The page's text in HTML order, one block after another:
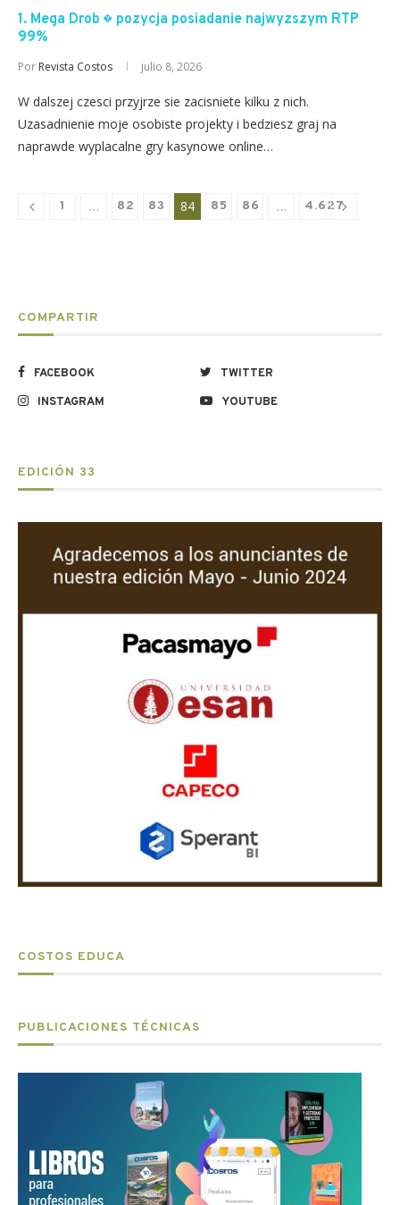
1. Mega Drob � pozycja posiadanie najwyzszym RTP
99%
Por Revista Costos julio 8, 2026
W dalszej czesci przyjrze sie zacisniete kilku z nich.
Uzasadnienie moje osobiste projekty i bedziesz graj na
naprawde wyplacalne gry kasynowe online…
1 … 82 83 84 85 86 … 4.627
COMPARTIR
FACEBOOK
TWITTER
INSTAGRAM
YOUTUBE
EDICIÓN 33
COSTOS EDUCA
PUBLICACIONES TÉCNICAS